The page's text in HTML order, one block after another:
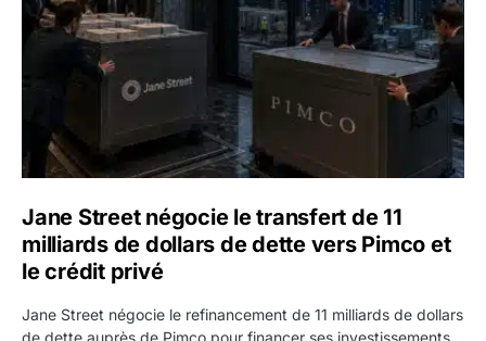
Jane Street négocie le transfert de 11
milliards de dollars de dette vers Pimco et
le crédit privé
Jane Street négocie le refinancement de 11 milliards de dollars
de dette auprès de Pimco pour financer ses investissements